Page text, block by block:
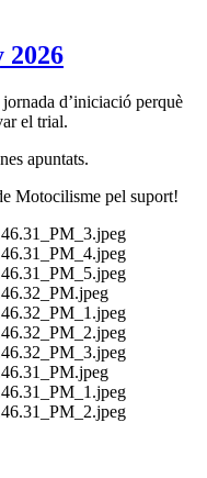
2026
d’iniciació perquè
el trial.
apuntats.
Motocilisme pel suport!